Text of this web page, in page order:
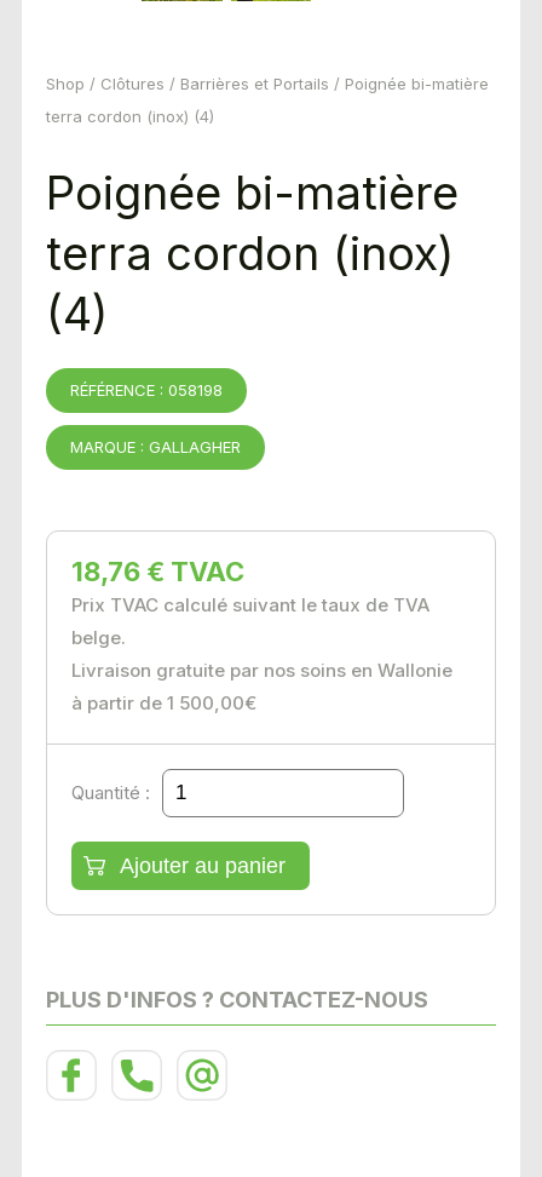
Shop / Clôtures / Barrières et Portails / Poignée bi-matière
terra cordon (inox) (4)
Poignée bi-matière
terra cordon (inox)
(4)
RÉFÉRENCE : 058198
MARQUE : GALLAGHER
18,76 € TVAC
Prix TVAC calculé suivant le taux de TVA
belge.
Livraison gratuite par nos soins en Wallonie
à partir de 1 500,00€
Quantité :
PLUS D'INFOS ? CONTACTEZ-NOUS